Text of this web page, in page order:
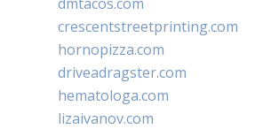
crescentstreetprinting.com
hornopizza.com
driveadragster.com
hematologa.com
lizaivanov.com